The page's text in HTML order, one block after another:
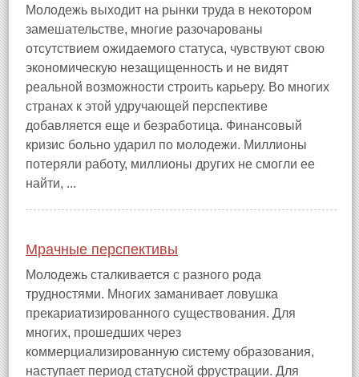
Молодежь выходит на рынки труда в некотором
замешательстве, многие разочарованы
отсутствием ожидаемого статуса, чувствуют свою
экономическую незащищенность и не видят
реальной возможности строить карьеру. Во многих
странах к этой удручающей перспективе
добавляется еще и безработица. Финансовый
кризис больно ударил по молодежи. Миллионы
потеряли работу, миллионы других не смогли ее
найти, ...
Мрачные перспективы
Молодежь сталкивается с разного рода
трудностями. Многих заманивает ловушка
прекариатизированного существования. Для
многих, прошедших через
коммерциализированную систему образования,
наступает период статусной фрустрации. Для